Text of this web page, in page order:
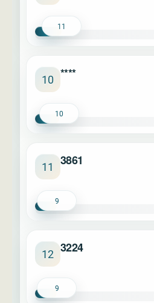
11
10 ****
10
11 3861
9
12 3224
9